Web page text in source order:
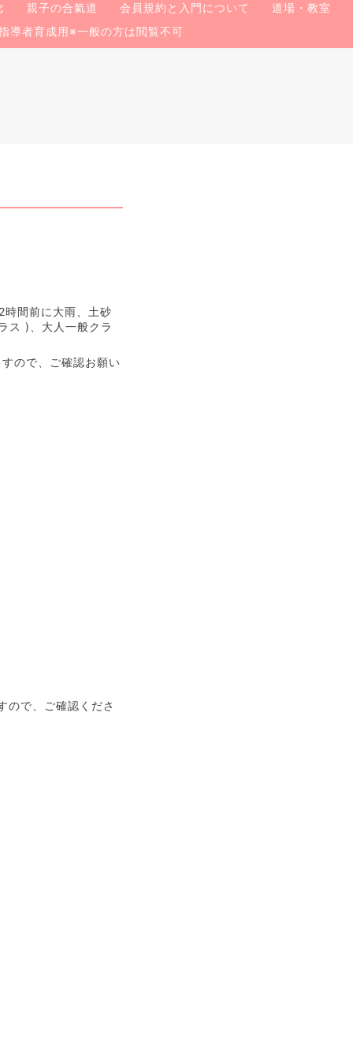
親子の合氣道 会員規約と入門について
道場・教室
導者育成用※一般の方は閲覧不可
間前に大雨、土砂
ス )、大人一般クラ
ので、ご確認お願い
ので、ご確認くださ